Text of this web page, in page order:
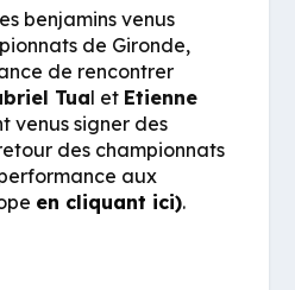
benjamins venus
de Gironde,
de rencontrer
Tual et Etienne
venus signer des
des championnats
aux
en cliquant ici).